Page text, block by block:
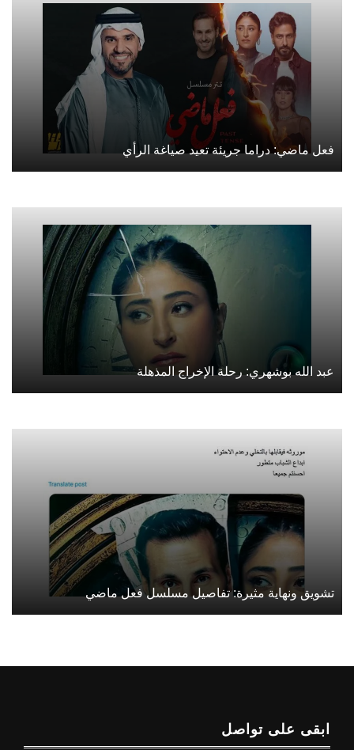
فعل ماضي: دراما جريئة تعيد صياغة الرأي
عبد الله بوشهري: رحلة الإخراج المذهلة
تشويق ونهاية مثيرة: تفاصيل مسلسل فعل ماضي
ابقى على تواصل